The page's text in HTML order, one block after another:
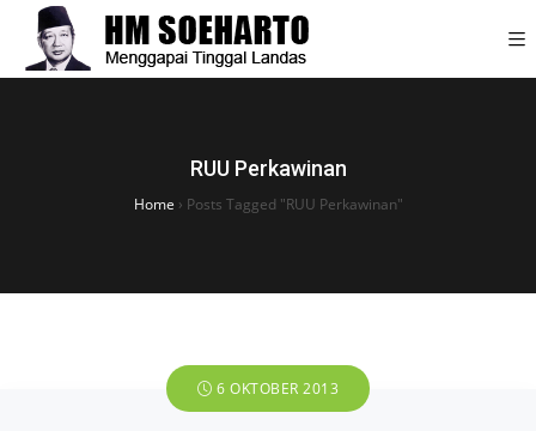
RUU Perkawinan
Home › Posts Tagged "RUU Perkawinan"
6 OKTOBER 2013